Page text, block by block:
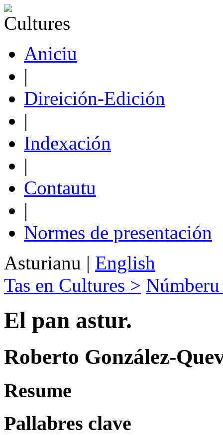
Aniciu
|
Direición-Edición
|
Indexación
|
Contautu
|
Normes de presentación
Asturianu | English
Tas en Cultures >
El pan astur.
Roberto González-
Resume
Pallabres clave